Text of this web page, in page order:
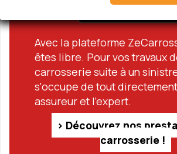
Avec la plateforme
êtes libre. Pour vos travaux
carrosserie suite à un
s'occupe de tout
assureur et l'expert.
› Découvrez nos
carrosserie !